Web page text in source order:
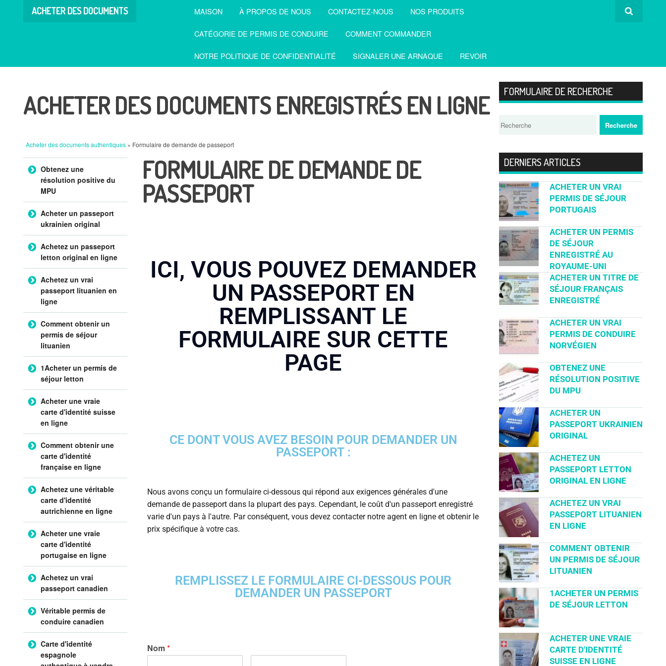
ACHETER DES DOCUMENTS MAISON À PROPOS DE NOUS CONTACTEZ-NOUS NOS PRODUITS
CATÉGORIE DE PERMIS DE CONDUIRE COMMENT COMMANDER
NOTRE POLITIQUE DE CONFIDENTIALITÉ SIGNALER UNE ARNAQUE REVOIR
ACHETER DES DOCUMENTS ENREGISTRÉS EN LIGNE
Acheter des documents authentiques » Formulaire de demande de passeport
FORMULAIRE DE DEMANDE DE
PASSEPORT
ICI, VOUS POUVEZ DEMANDER
UN PASSEPORT EN
REMPLISSANT LE
FORMULAIRE SUR CETTE
PAGE
CE DONT VOUS AVEZ BESOIN POUR DEMANDER UN
PASSEPORT :
Nous avons conçu un formulaire ci-dessous qui répond aux exigences générales d'une
demande de passeport dans la plupart des pays. Cependant, le coût d'un passeport enregistré
varie d'un pays à l'autre. Par conséquent, vous devez contacter notre agent en ligne et obtenir le
prix spécifique à votre cas.
REMPLISSEZ LE FORMULAIRE CI-DESSOUS POUR
DEMANDER UN PASSEPORT
Nom*
Aller au contenu
Obtenez une
résolution positive du
MPU
Acheter un passeport
ukrainien original
Achetez un passeport
letton original en ligne
Achetez un vrai
passeport lituanien en
ligne
Comment obtenir un
permis de séjour
lituanien
1Acheter un permis de
séjour letton
Acheter une vraie
carte d'identité suisse
en ligne
Comment obtenir une
carte d'identité
française en ligne
Achetez une véritable
carte d'identité
autrichienne en ligne
Acheter une vraie
carte d'identité
portugaise en ligne
Achetez un vrai
passeport canadien
Véritable permis de
conduire canadien
Carte d'identité
espagnole
FORMULAIRE DE RECHERCHE
DERNIERS ARTICLES
ACHETER UN VRAI
PERMIS DE SÉJOUR
PORTUGAIS
ACHETER UN PERMIS
DE SÉJOUR
ENREGISTRÉ AU
ROYAUME-UNI
ACHETER UN TITRE DE
SÉJOUR FRANÇAIS
ENREGISTRÉ
ACHETER UN VRAI
PERMIS DE CONDUIRE
NORVÉGIEN
OBTENEZ UNE
RÉSOLUTION POSITIVE
DU MPU
ACHETER UN
PASSEPORT UKRAINIEN
ORIGINAL
ACHETEZ UN
PASSEPORT LETTON
ORIGINAL EN LIGNE
ACHETEZ UN VRAI
PASSEPORT LITUANIEN
EN LIGNE
COMMENT OBTENIR
UN PERMIS DE SÉJOUR
LITUANIEN
1ACHETER UN PERMIS
DE SÉJOUR LETTON
ACHETER UNE VRAIE
CARTE D'IDENTITÉ
SUISSE EN LIGNE